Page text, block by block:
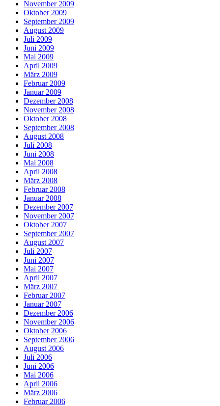
November 2009
Oktober 2009
September 2009
August 2009
Juli 2009
Juni 2009
Mai 2009
April 2009
März 2009
Februar 2009
Januar 2009
Dezember 2008
November 2008
Oktober 2008
September 2008
August 2008
Juli 2008
Juni 2008
Mai 2008
April 2008
März 2008
Februar 2008
Januar 2008
Dezember 2007
November 2007
Oktober 2007
September 2007
August 2007
Juli 2007
Juni 2007
Mai 2007
April 2007
März 2007
Februar 2007
Januar 2007
Dezember 2006
November 2006
Oktober 2006
September 2006
August 2006
Juli 2006
Juni 2006
Mai 2006
April 2006
März 2006
Februar 2006